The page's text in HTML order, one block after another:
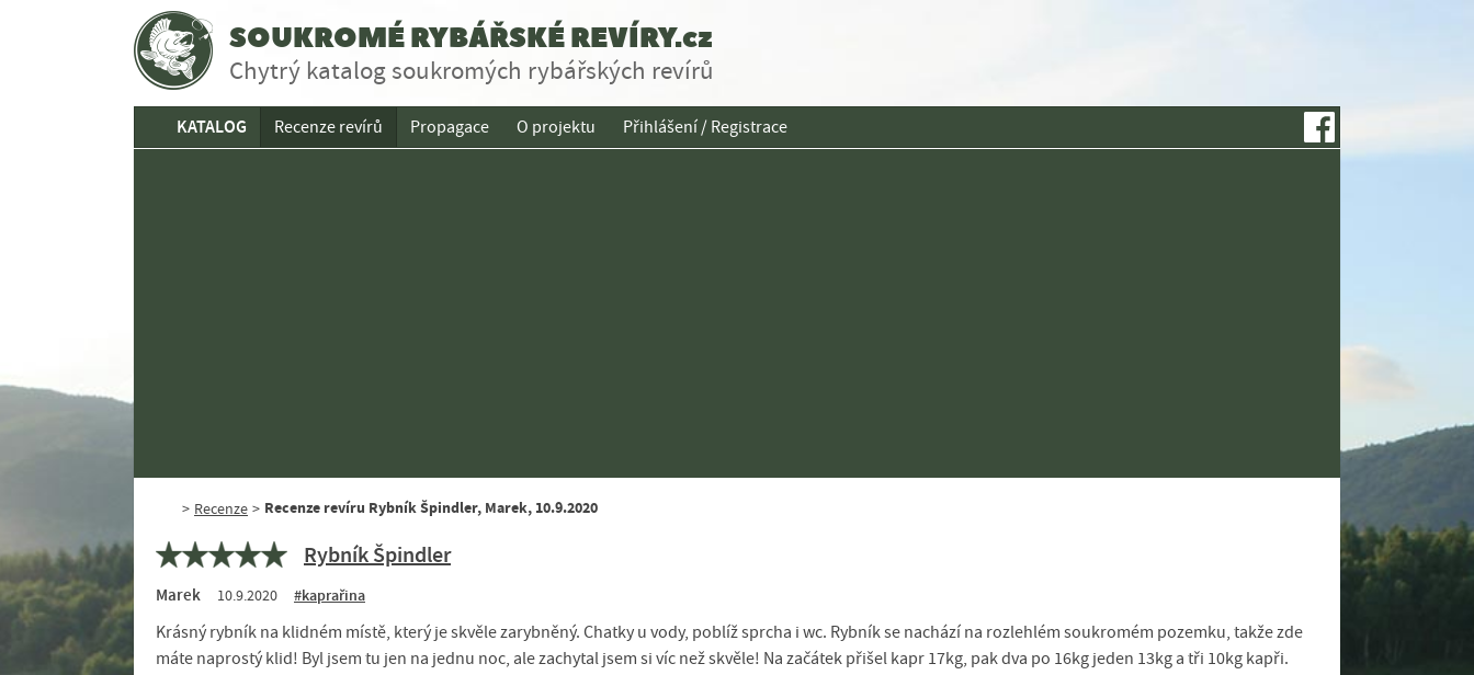
SOUKROMÉ RYBÁŘSKÉ REVÍRY.cz
Chytrý katalog soukromých rybářských revírů
KATALOG Recenze revírů Propagace O projektu Přihlášení / Registrace
> Recenze > Recenze revíru Rybník Špindler, Marek, 10.9.2020
Rybník Špindler
Marek 10.9.2020 #kaprařina
Krásný rybník na klidném místě, který je skvěle zarybněný. Chatky u vody, poblíž sprcha i wc. Rybník se nachází na rozlehlém soukromém pozemku, takže zde
máte naprostý klid! Byl jsem tu jen na jednu noc, ale zachytal jsem si víc než skvěle! Na začátek přišel kapr 17kg, pak dva po 16kg jeden 13kg a tři 10kg kapři.